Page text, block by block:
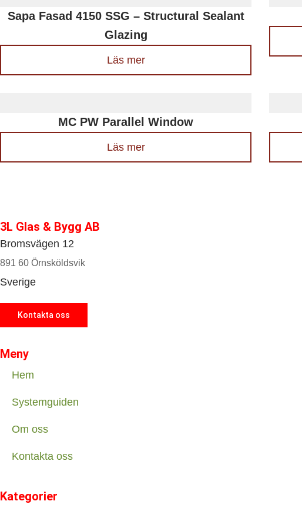
Sapa Fasad 4150 SSG – Structural Sealant
Glazing
Läs mer
MC PW Parallel Window
Läs mer
3L Glas & Bygg AB
Bromsvägen 12
891 60 Örnsköldsvik
Sverige
Kontakta oss
Meny
Hem
Systemguiden
Om oss
Kontakta oss
Kategorier